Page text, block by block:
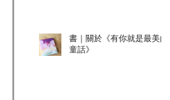
書｜關於《有你就是最美的
童話》